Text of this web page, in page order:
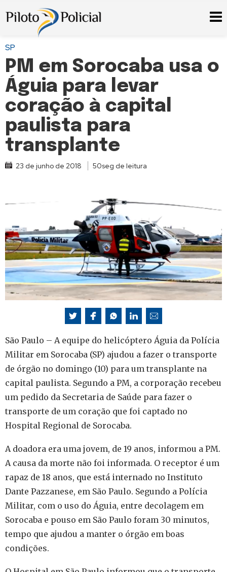
SP
PM em Sorocaba usa o
Águia para levar
coração à capital
paulista para
transplante
23 de junho de 2018 50seg de leitura
São Paulo – A equipe do helicóptero Águia da Polícia
Militar em Sorocaba (SP) ajudou a fazer o transporte
de órgão no domingo (10) para um transplante na
capital paulista. Segundo a PM, a corporação recebeu
um pedido da Secretaria de Saúde para fazer o
transporte de um coração que foi captado no
Hospital Regional de Sorocaba.
A doadora era uma jovem, de 19 anos, informou a PM.
A causa da morte não foi informada. O receptor é um
rapaz de 18 anos, que está internado no Instituto
Dante Pazzanese, em São Paulo. Segundo a Polícia
Militar, com o uso do Águia, entre decolagem em
Sorocaba e pouso em São Paulo foram 30 minutos,
tempo que ajudou a manter o órgão em boas
condições.